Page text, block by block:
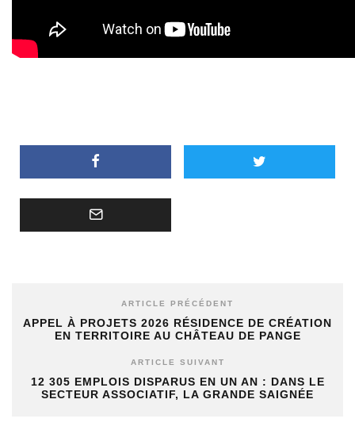
ARTICLE PRÉCÉDENT
APPEL À PROJETS 2026 RÉSIDENCE DE CRÉATION
EN TERRITOIRE AU CHÂTEAU DE PANGE
ARTICLE SUIVANT
12 305 EMPLOIS DISPARUS EN UN AN : DANS LE
SECTEUR ASSOCIATIF, LA GRANDE SAIGNÉE